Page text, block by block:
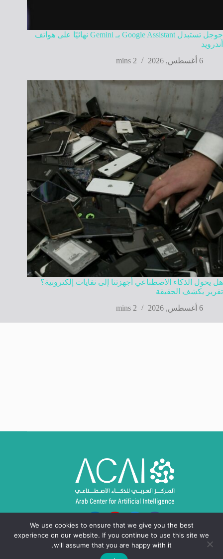
جوجل تستبدل Google Assistant بـ Gemini نهائيًا على هواتف
أندرويد
6 أغسطس, 2026
2 mins
هل يحول الذكاء الاصطناعي أجهزتنا إلى نفايات إلكترونية؟
تقرير يكشف الحقيقة
6 أغسطس, 2026
2 mins
We use cookies to ensure that we give you the best
experience on our website. If you continue to use this site we
will assume that you are happy with it.